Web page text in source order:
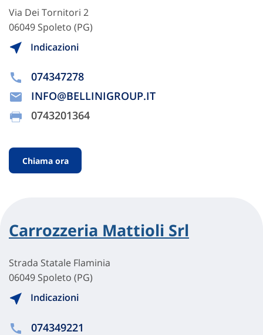
Via Dei Tornitori 2
06049 Spoleto (PG)
Indicazioni
074347278
INFO@BELLINIGROUP.IT
0743201364
Chiama ora
Carrozzeria Mattioli Srl
Strada Statale Flaminia
06049 Spoleto (PG)
Indicazioni
074349221